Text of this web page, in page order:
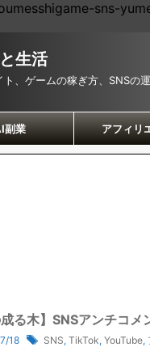
sns-
生活
、ゲームの稼ぎ方、SNSの
副業 アフィリ
成る木】SNSアンチコ
18 SNS, TikTok, YouTube,